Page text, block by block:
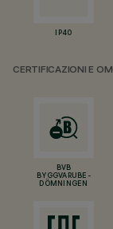
IP40
CERTIFICAZIONI E
BVB
BYGGVARUBE-
DÖMNINGEN